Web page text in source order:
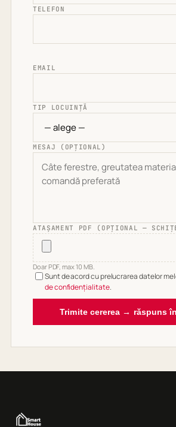
TELEFON
EMAIL
TIP LOCUINȚĂ
MESAJ (OPȚIONAL)
ATAȘAMENT PDF (OPȚIONAL —
Doar PDF, max 10 MB.
Sunt de acord cu prelucrarea datelor
de confidențialitate.
Trimite cererea → răspuns